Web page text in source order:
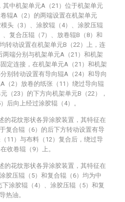
其中机架单元A（21）位于机架单元
辊A（2）的两端设置在机架单元
头（3）、涂胶辊（4）、涂胶压辊
、复合压辊（7）、放卷辊B（8）和
转动设置在机架单元B（22）上，连
两端分别与机架单元A（21）和机架
定连接，在机架单元A（21）和机架
别转动设置有导向辊A（24）和导向
（2）放卷的纸张（11）绕过导向辊
（23）的下方向机架单元B（22），
后向上经过涂胶辊（4）。
的花纹形状各异涂胶装置，其特征在
复合辊（6）的后下方转动设置有导
11）与布料（12）复合后，绕过导
收卷辊（9）上。
的花纹形状各异涂胶装置，其特征在
胶压辊（5）和复合辊（6）均为中
涂胶辊（4）、涂胶压辊（5）和复
热油。